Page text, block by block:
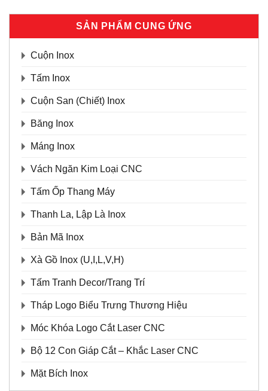
SẢN PHẨM CUNG ỨNG
Cuộn Inox
Tấm Inox
Cuộn San (Chiết) Inox
Băng Inox
Máng Inox
Vách Ngăn Kim Loại CNC
Tấm Ốp Thang Máy
Thanh La, Lập Là Inox
Bản Mã Inox
Xà Gồ Inox (U,I,L,V,H)
Tấm Tranh Decor/Trang Trí
Tháp Logo Biểu Trưng Thương Hiệu
Móc Khóa Logo Cắt Laser CNC
Bộ 12 Con Giáp Cắt – Khắc Laser CNC
Mặt Bích Inox